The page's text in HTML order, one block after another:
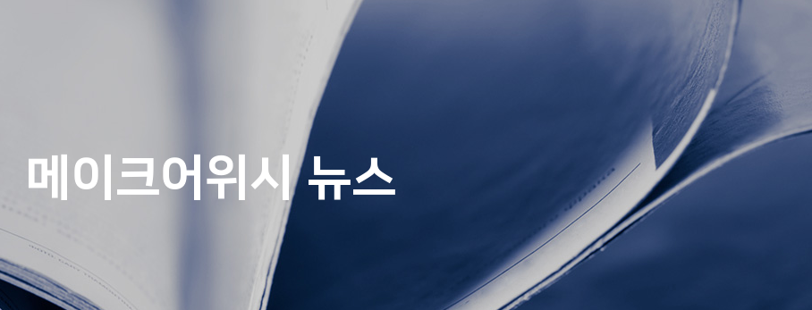
캠페인 기념일후원
메이크어위시 뉴스